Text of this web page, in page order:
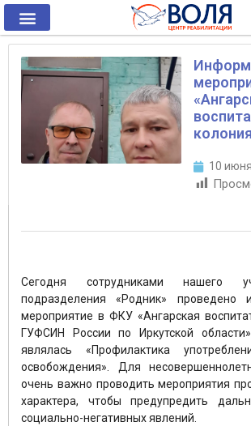
10
Сегодня сотрудниками нашего
подразделения «Родник» проведено
мероприятие в ФКУ «Ангарская
ГУФСИН России по Иркутской
являлась «Профилактика
освобождения». Для
очень важно проводить мероприятия
характера, чтобы предупредить
социально-негативных явлений.